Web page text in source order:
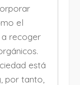
el
recoger
está
por tanto,